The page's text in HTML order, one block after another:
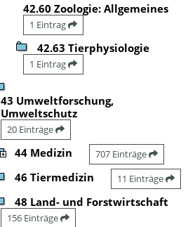
42.60 Zoologie: Allgemeines
1 Eintrag
42.63 Tierphysiologie
1 Eintrag
43 Umweltforschung,
Umweltschutz
20 Einträge
44 Medizin 707 Einträge
46 Tiermedizin 11 Einträge
48 Land- und Forstwirtschaft
156 Einträge